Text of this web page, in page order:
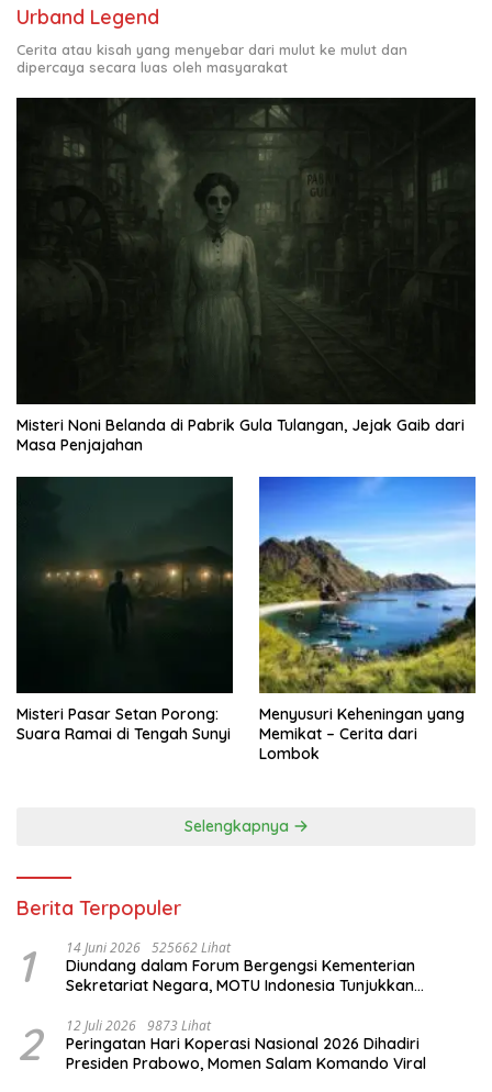
Urband Legend
Cerita atau kisah yang menyebar dari mulut ke mulut dan
dipercaya secara luas oleh masyarakat
Misteri Noni Belanda di Pabrik Gula Tulangan, Jejak Gaib dari
Masa Penjajahan
Misteri Pasar Setan Porong:
Suara Ramai di Tengah Sunyi
Menyusuri Keheningan yang
Memikat – Cerita dari
Lombok
Selengkapnya
Berita Terpopuler
1 14 Juni 2026 525662 Lihat
Diundang dalam Forum Bergengsi Kementerian
Sekretariat Negara, MOTU Indonesia Tunjukkan
2 12 Juli 2026 9873 Lihat
Peringatan Hari Koperasi Nasional 2026 Dihadiri
Presiden Prabowo, Momen Salam Komando Viral